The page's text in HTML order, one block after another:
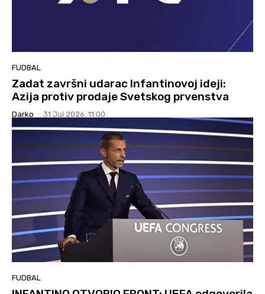
FUDBAL
Zadat završni udarac Infantinovoj ideji:
Azija protiv prodaje Svetskog prvenstva
Darko - 31 Jul 2026. 11:00
FUDBAL